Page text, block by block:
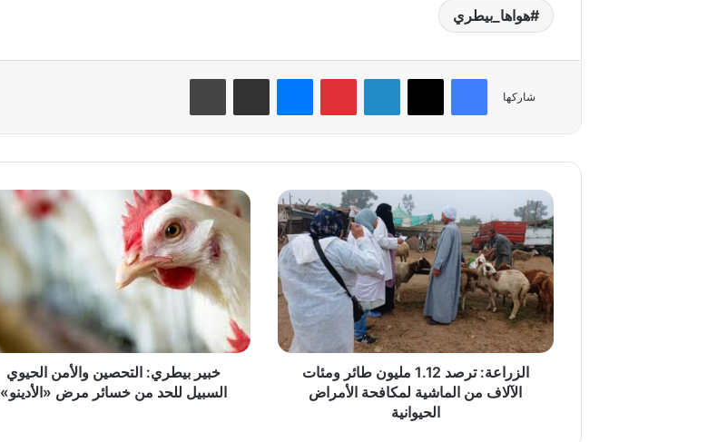
هواها_بيطري
شاركها
فيسبوك ‫X لينكدإن بينتيريستماسنجر مشاركة عبر البريد طباعة
الزراعة:
ترصد
1.12
مليون
طائر
ومئات
الآلاف
من
الماشية
لمكافحة
الأمراض
الزراعة: ترصد 1.12 مليون طائر ومئات
الآلاف من الماشية لمكافحة الأمراض
الحيوانية
خبير
بيطري:
التحصين
والأمن
الحيوي
السبيل
للحد
من
خسائر
«الأدينو»
خبير بيطري: التحصين والأمن الحيوي
السبيل للحد من خسائر مرض «الأدينو»